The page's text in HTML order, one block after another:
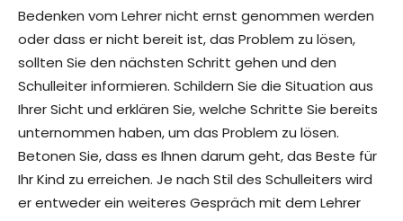
Bedenken vom Lehrer nicht ernst genommen werden
oder dass er nicht bereit ist, das Problem zu lösen,
sollten Sie den nächsten Schritt gehen und den
Schulleiter informieren. Schildern Sie die Situation aus
Ihrer Sicht und erklären Sie, welche Schritte Sie bereits
unternommen haben, um das Problem zu lösen.
Betonen Sie, dass es Ihnen darum geht, das Beste für
Ihr Kind zu erreichen. Je nach Stil des Schulleiters wird
er entweder ein weiteres Gespräch mit dem Lehrer